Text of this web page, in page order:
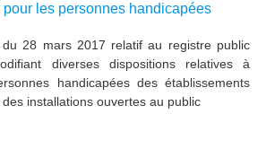
les personnes handicapées
28 mars 2017 relatif au registre public
diverses dispositions relatives à
handicapées des établissements
installations ouvertes au public